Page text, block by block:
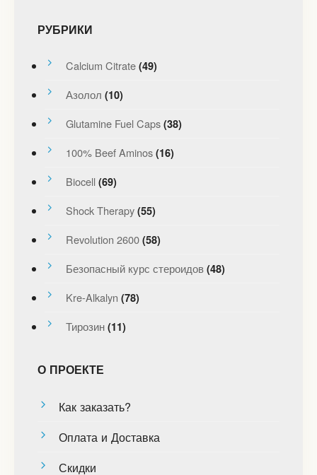
РУБРИКИ
Calcium Citrate (49)
Азолол (10)
Glutamine Fuel Caps (38)
100% Beef Aminos (16)
Biocell (69)
Shock Therapy (55)
Revolution 2600 (58)
Безопасный курс стероидов (48)
Kre-Alkalyn (78)
Тирозин (11)
О ПРОЕКТЕ
Как заказать?
Оплата и Доставка
Скидки